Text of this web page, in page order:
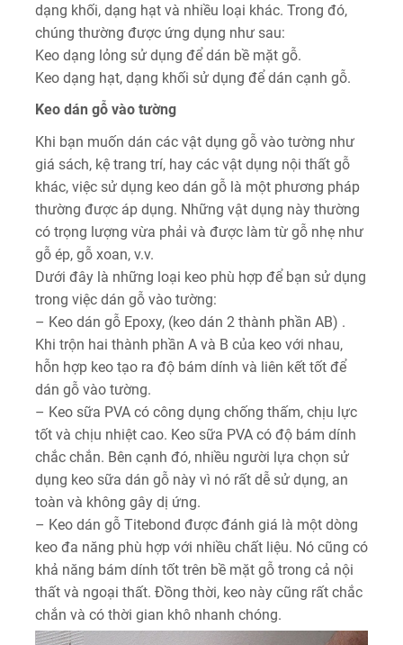
dạng khối, dạng hạt và nhiều loại khác. Trong đó,
chúng thường được ứng dụng như sau:
Keo dạng lỏng sử dụng để dán bề mặt gỗ.
Keo dạng hạt, dạng khối sử dụng để dán cạnh gỗ.
Keo dán gỗ vào tường
Khi bạn muốn dán các vật dụng gỗ vào tường như
giá sách, kệ trang trí, hay các vật dụng nội thất gỗ
khác, việc sử dụng keo dán gỗ là một phương pháp
thường được áp dụng. Những vật dụng này thường
có trọng lượng vừa phải và được làm từ gỗ nhẹ như
gỗ ép, gỗ xoan, v.v.
Dưới đây là những loại keo phù hợp để bạn sử dụng
trong việc dán gỗ vào tường:
– Keo dán gỗ Epoxy, (keo dán 2 thành phần AB) .
Khi trộn hai thành phần A và B của keo với nhau,
hỗn hợp keo tạo ra độ bám dính và liên kết tốt để
dán gỗ vào tường.
– Keo sữa PVA có công dụng chống thấm, chịu lực
tốt và chịu nhiệt cao. Keo sữa PVA có độ bám dính
chắc chắn. Bên cạnh đó, nhiều người lựa chọn sử
dụng keo sữa dán gỗ này vì nó rất dễ sử dụng, an
toàn và không gây dị ứng.
– Keo dán gỗ Titebond được đánh giá là một dòng
keo đa năng phù hợp với nhiều chất liệu. Nó cũng có
khả năng bám dính tốt trên bề mặt gỗ trong cả nội
thất và ngoại thất. Đồng thời, keo này cũng rất chắc
chắn và có thời gian khô nhanh chóng.